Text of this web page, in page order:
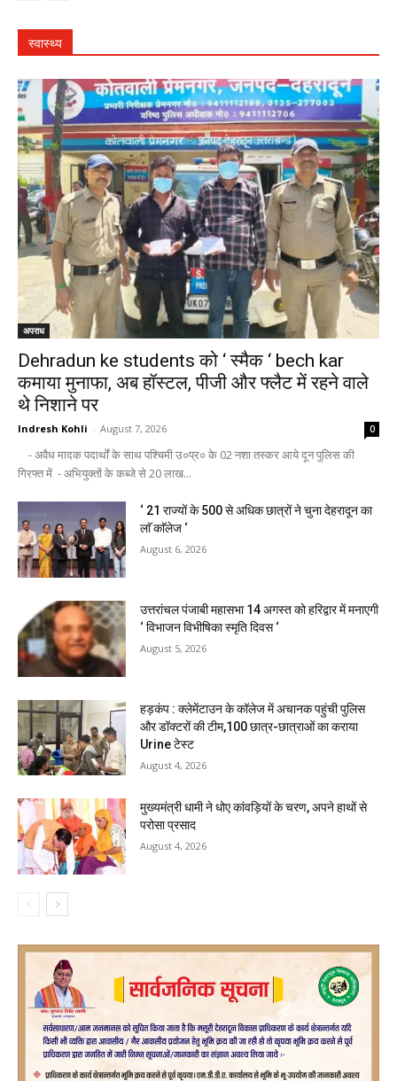
स्वास्थ्य
अपराध
Dehradun ke students को ‘ स्मैक ‘ bech kar
कमाया मुनाफा, अब हॉस्टल, पीजी और फ्लैट में रहने वाले
थे निशाने पर
Indresh Kohli - August 7, 2026 0
- अवैध मादक पदार्थों के साथ पश्चिमी उ०प्र० के 02 नशा तस्कर आये दून पुलिस की
गिरफ्त में - अभियुक्तों के कब्जे से 20 लाख...
‘ 21 राज्यों के 500 से अधिक छात्रों ने चुना देहरादून का
लाॅ काॅलेज ‘
August 6, 2026
उत्तरांचल पंजाबी महासभा 14 अगस्त को हरिद्वार में मनाएगी
‘ विभाजन विभीषिका स्मृति दिवस ‘
August 5, 2026
हड़कंप : क्लेमेंटाउन के कॉलेज में अचानक पहुंची पुलिस
और डॉक्टरों की टीम,100 छात्र-छात्राओं का कराया
Urine टेस्ट
August 4, 2026
मुख्यमंत्री धामी ने धोए कांवड़ियों के चरण, अपने हाथों से
परोसा प्रसाद
August 4, 2026